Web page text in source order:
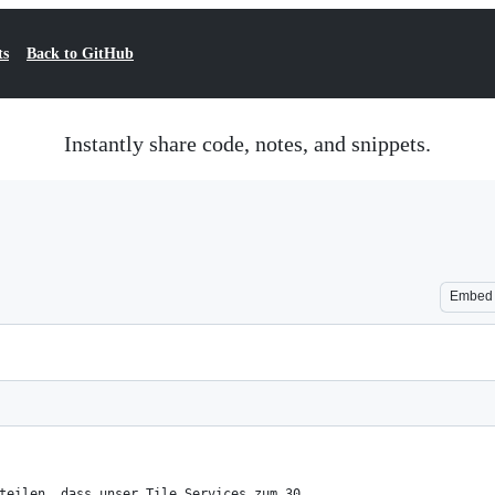
Back to GitHub
Instantly share code, notes, and snippets.
Embed